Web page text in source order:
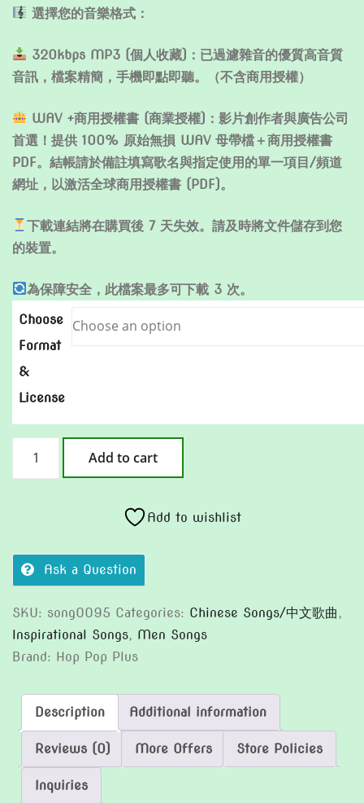
選擇您的音樂格式：
320kbps MP3 (個人收藏)：已過濾雜音的優質高音質
音訊，檔案精簡，手機即點即聽。（不含商用授權）
WAV +商用授權書 (商業授權)：影片創作者與廣告公司
首選！提供 100% 原始無損 WAV 母帶檔＋商用授權書
PDF。結帳請於備註填寫歌名與指定使用的單一項目/頻道
網址，以激活全球商用授權書 (PDF)。
下載連結將在購買後 7 天失效。請及時將文件儲存到您
的裝置。
為保障安全，此檔案最多可下載 3 次。
Choose
Format
&
License
2)
quantity
Add to cart
Add to wishlist
Ask a Question
SKU: song0095 Categories: Chinese Songs/中文歌曲,
Inspirational Songs, Men Songs
Brand: Hop Pop Plus
Description Additional information
Reviews (0) More Offers Store Policies
Inquiries